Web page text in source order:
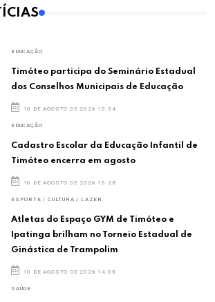
EDUCAÇÃO
Timóteo participa do Seminário Estadual
dos Conselhos Municipais de Educação
10 DE AGOSTO DE 2026 15:34
EDUCAÇÃO
Cadastro Escolar da Educação Infantil de
Timóteo encerra em agosto
10 DE AGOSTO DE 2026 15:28
ESPORTE / CULTURA / LAZER
Atletas do Espaço GYM de Timóteo e
Ipatinga brilham no Torneio Estadual de
Ginástica de Trampolim
10 DE AGOSTO DE 2026 14:05
SAÚDE